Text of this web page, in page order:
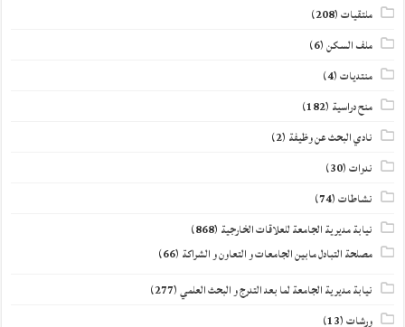
ملتقيات(208)
ملف السكن(6)
منتديات(4)
منح دراسية (182)
نادي البحث عن وظيفة (2)
ندوات(30)
نشاطات(74)
نيابة مديرية الجامعة للعلاقات الخارجية (868)
مصلحة التبادل مابين الجامعات و التعاون و الشراكة (66)
نيابة مديرية الجامعة لما بعد التدرج و البحث العلمي(277)
ورشات(13)